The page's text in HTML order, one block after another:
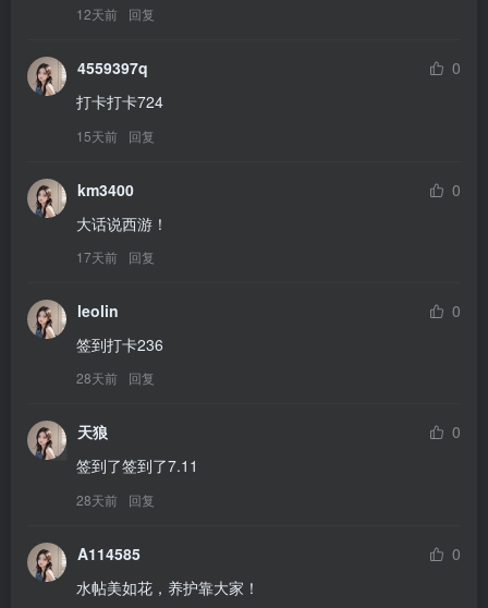
12天前 回复
4559397q
0
打卡打卡724
15天前 回复
km3400
0
大话说西游！
17天前 回复
leolin
0
签到打卡236
28天前 回复
天狼
0
签到了签到了7.11
28天前 回复
A114585
0
水帖美如花，养护靠大家！